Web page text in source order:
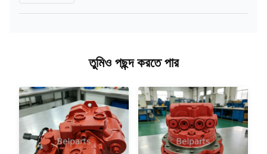
তুমিও পছন্দ করতে পার